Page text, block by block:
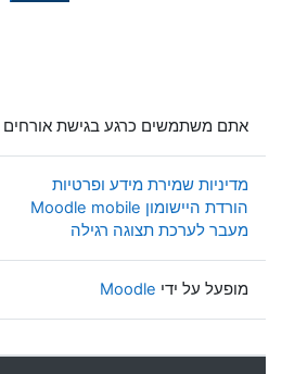
אתם משתמשים כרגע בגישת אורחים
מדיניות שמירת מידע ופרטיות
הורדת היישומון Moodle mobile
מעבר לערכת תצוגה רגילה
מופעל על ידי Moodle